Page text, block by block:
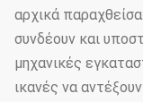
αρχικά
συνδέουν και
μηχανικές
ικανές να